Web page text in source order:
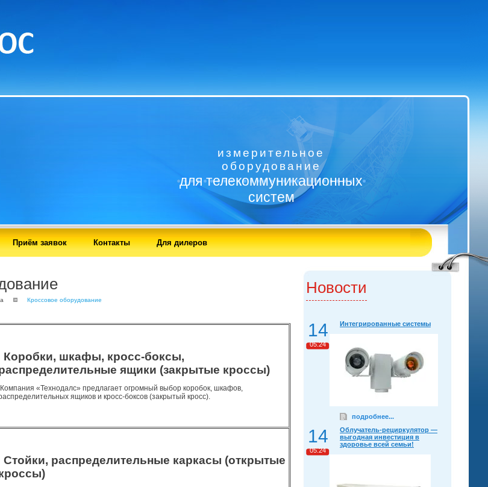
измерительное
оборудование
для телекоммуникационных
систем
Приём заявок Контакты Для дилеров
Кроссовое оборудование
Коробки, шкафы, кросс-боксы,
ящики (закрытые кроссы)
Компания «Технодалс» предлагает огромный выбор коробок, шкафов,
ящиков и кросс-боксов (закрытый кросс).
Стойки, распределительные каркасы (открытые
Новости
14
05.24
Интегрированные системы
подробнее...
14
05.24
Облучатель-рециркулятор —
выгодная инвестиция в
здоровье всей семьи!